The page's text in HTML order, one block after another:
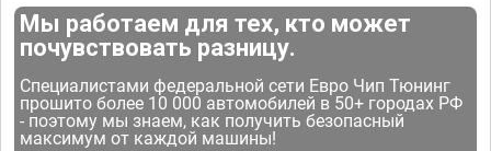
Мы работаем для тех, кто может
почувствовать разницу.
Специалистами федеральной сети Евро Чип Тюнинг
прошито более 10 000 автомобилей в 50+ городах РФ
- поэтому мы знаем, как получить безопасный
максимум от каждой машины!